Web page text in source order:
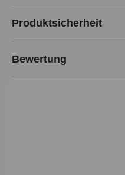
Produktsicherheit
Bewertung